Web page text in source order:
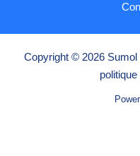
Copyright © 2026 Sumol